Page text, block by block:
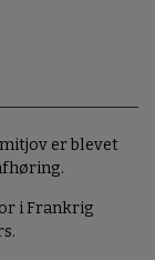
er blevet
i Frankrig